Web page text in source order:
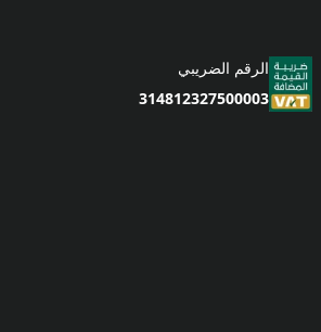
الرقم الضريبي
314812327500003